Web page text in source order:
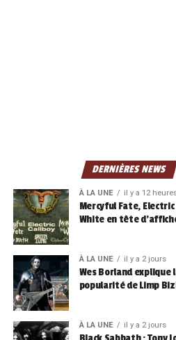
DERNIÈRES NEWS
À LA UNE il y a 12
Mercyful Fate,
White en tête
À LA UNE il y a 2 jours
Wes Borland
popularité de Limp
À LA UNE il y a 2 jours